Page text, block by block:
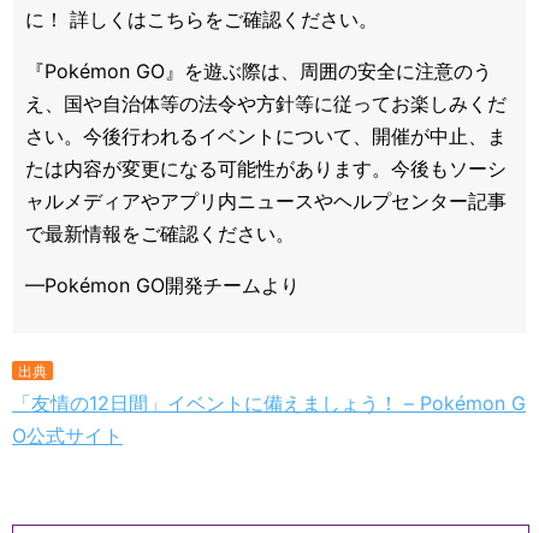
に！ 詳しくはこちらをご確認ください。
『Pokémon GO』を遊ぶ際は、周囲の安全に注意のう
え、国や自治体等の法令や方針等に従ってお楽しみくだ
さい。今後行われるイベントについて、開催が中止、ま
たは内容が変更になる可能性があります。今後もソーシ
ャルメディアやアプリ内ニュースやヘルプセンター記事
で最新情報をご確認ください。
—Pokémon GO開発チームより
出典
「友情の12日間」イベントに備えましょう！ – Pokémon G
O公式サイト